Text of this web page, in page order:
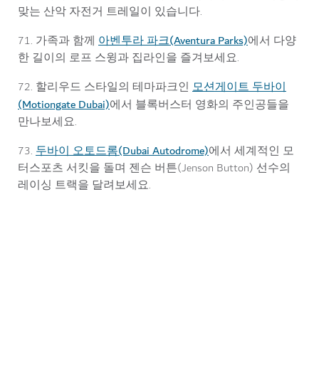
맞는 산악 자전거 트레일이 있습니다.
71. 가족과 함께 아벤투라 파크(Aventura Parks)에서 다양
한 길이의 로프 스윙과 집라인을 즐겨보세요.
72. 할리우드 스타일의 테마파크인 모션게이트 두바이
(Motiongate Dubai)에서 블록버스터 영화의 주인공들을
만나보세요.
73. 두바이 오토드롬(Dubai Autodrome)에서 세계적인 모
터스포츠 서킷을 돌며 젠슨 버튼(Jenson Button) 선수의
레이싱 트랙을 달려보세요.